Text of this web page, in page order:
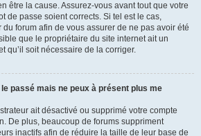
être la cause. Assurez-vous avant tout que votre
de passe soient corrects. Si tel est le cas,
forum afin de vous assurer de ne pas avoir été
que le propriétaire du site internet ait un
qu’il soit nécessaire de la corriger.
passé mais ne peux à présent plus me
ait désactivé ou supprimé votre compte
De plus, beaucoup de forums suppriment
inactifs afin de réduire la taille de leur base de